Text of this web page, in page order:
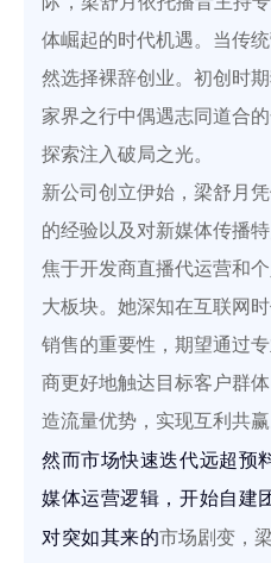
体崛起的时代机遇。当传
然选择裸辞创业。初创时
家界之行中偶遇志同道合
探索注入破局之光。
新公司创立伊始，梁舒月
的经验以及对新媒体传播
焦于开发商直播代运营和
大板块。她深知在互联网
销售的重要性，期望通过
商更好地触达目标客户群
造流量优势，实现互利共赢
然而市场快速迭代远超预
媒体运营逻辑，开始自建
对突如其来的市场剧变，